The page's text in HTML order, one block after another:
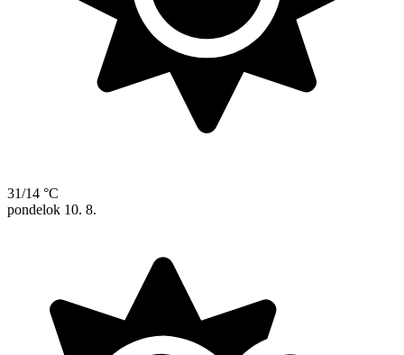
31/14 °C
pondelok 10. 8.